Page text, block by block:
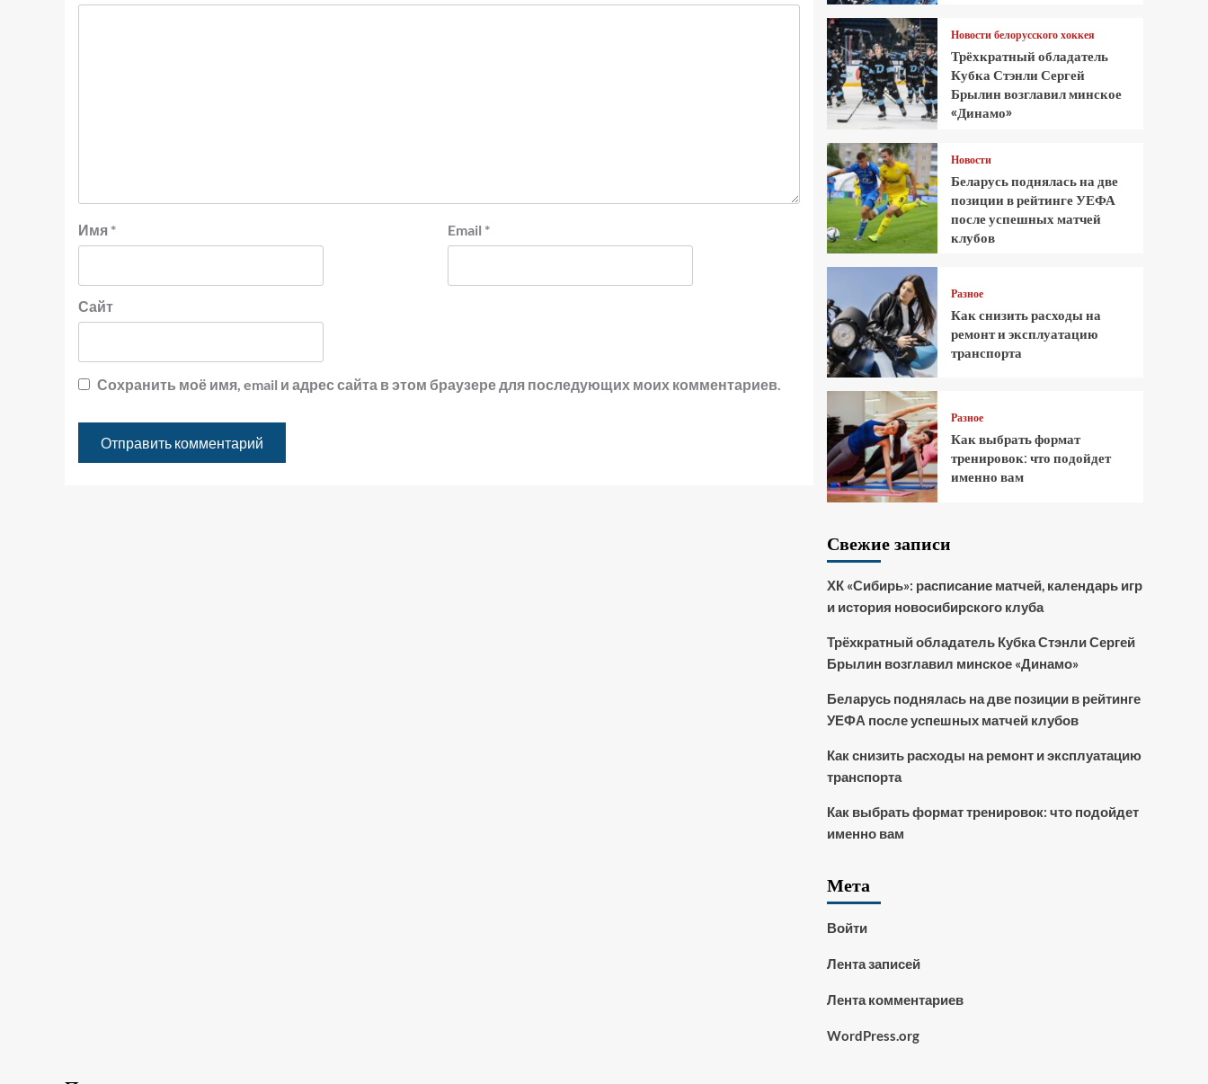
Имя * Email *
Сайт
Сохранить моё имя, email и адрес сайта в этом браузере для последующих моих комментариев.
Новости белорусского хоккея
Трёхкратный обладатель
Кубка Стэнли Сергей
Брылин возглавил минское
«Динамо»
Новости
Беларусь поднялась на две
позиции в рейтинге УЕФА
после успешных матчей
клубов
Разное
Как снизить расходы на
ремонт и эксплуатацию
транспорта
Разное
Как выбрать формат
тренировок: что подойдет
именно вам
Свежие записи
ХК «Сибирь»: расписание матчей, календарь игр
и история новосибирского клуба
Трёхкратный обладатель Кубка Стэнли Сергей
Брылин возглавил минское «Динамо»
Беларусь поднялась на две позиции в рейтинге
УЕФА после успешных матчей клубов
Как снизить расходы на ремонт и эксплуатацию
транспорта
Как выбрать формат тренировок: что подойдет
именно вам
Мета
Войти
Лента записей
Лента комментариев
WordPress.org